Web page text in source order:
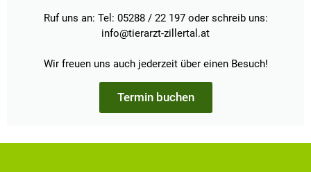
Ruf uns an: Tel: 05288 / 22 197 oder schreib uns:
info@tierarzt-zillertal.at
Wir freuen uns auch jederzeit über einen Besuch!
Termin buchen